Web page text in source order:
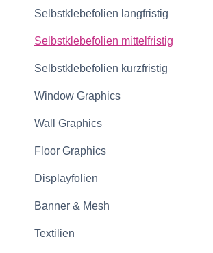
Selbstklebefolien langfristig
Selbstklebefolien mittelfristig
Selbstklebefolien kurzfristig
Window Graphics
Wall Graphics
Floor Graphics
Displayfolien
Banner & Mesh
Textilien